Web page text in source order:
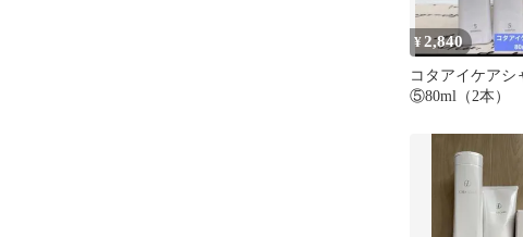
¥2,840
コタアイケアシ
⑤80ml（2本）